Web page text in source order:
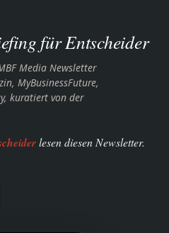
für Entscheider
Media Newsletter
MyBusinessFuture,
kuratiert von der
lesen diesen Newsletter.